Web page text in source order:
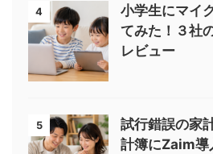
4
小学生にマイ
てみた！３社
レビュー
5
試行錯誤の家
計簿にZaim導